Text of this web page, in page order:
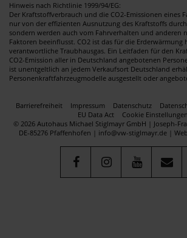
Hinweis nach Richtlinie 1999/94/EG:
Der Kraftstoffverbrauch und die CO2-Emissionen eines
nur von der effizienten Ausnutzung des Kraftstoffs durch
sondern werden auch vom Fahrverhalten und anderen
Faktoren beeinflusst. CO2 ist das für die Erderwärmung
verantwortliche Traubhausgas. Ein Leitfaden für den
CO2-Emission aller in Deutschland angebotenen
ist unentgeltlich an jedem Verkaufsort Deutschland
Personenkraftfahrzeugmodelle ausgestellt oder
Barrierefreiheit Impressum Datenschutz
EU Data Act
Cookie Einstellungen
© 2026 Autohaus Michael Stiglmayr GmbH | Joseph-
DE-85276 Pfaffenhofen | info@vw-stiglmayr.de |